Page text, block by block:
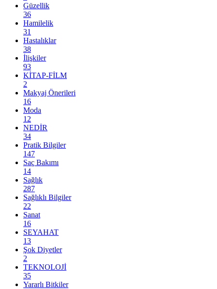
Güzellik
36
Hamilelik
31
Hastalıklar
38
İlişkiler
93
KİTAP-FİLM
2
Makyaj Önerileri
16
Moda
12
NEDİR
34
Pratik Bilgiler
147
Saç Bakımı
14
Sağlık
287
Sağlıklı Bilgiler
22
Sanat
16
SEYAHAT
13
Şok Diyetler
2
TEKNOLOJİ
35
Yararlı Bitkiler